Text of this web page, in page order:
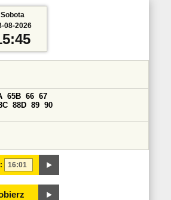
65B 66 67
88D 89 90
Sobota
08-2026